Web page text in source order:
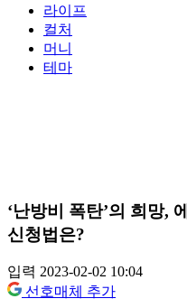
라이프
컬처
머니
테마
‘난방비 폭탄’의 희망,
신청법은?
입력 2023-02-02 10:04
선호매체 추가